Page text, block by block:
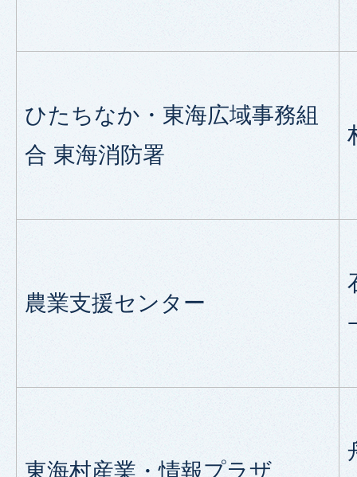
ひたちなか・東海広域事務組
合 東海消防署
農業支援センター
東海村産業・情報プラザ